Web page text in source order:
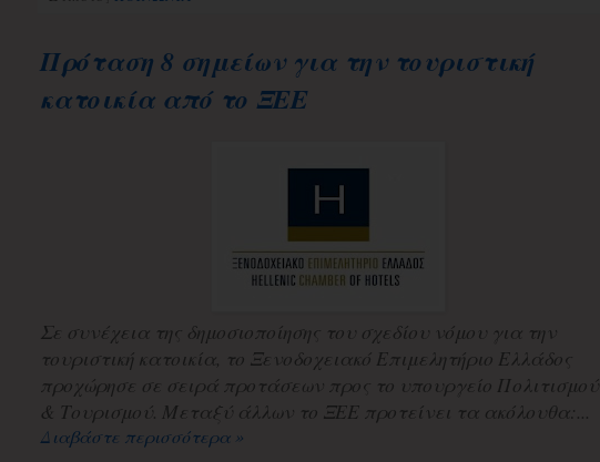
Πρόταση 8 σημείων για την τουριστική
κατοικία από το ΞΕΕ
Σε συνέχεια της δημοσιοποίησης του σχεδίου νόμου για την
τουριστική κατοικία, το Ξενοδοχειακό Επιμελητήριο Ελλάδος
προχώρησε σε σειρά προτάσεων προς το υπουργείο Πολιτισμού
& Τουρισμού. Μεταξύ άλλων το ΞΕΕ προτείνει τα ακόλουθα:...
Διαβάστε περισσότερα »